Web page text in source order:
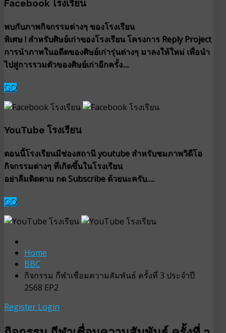
Facebook โรงเรียน
พบกับภาพกิจกรรมต่างๆ ของโรงเรียน
พิเศษ ! สำหรับศิษย์เก่าของโรงเรียน โครงการ Reply Project
การนำภาพในอดีตของศิษย์เก่ารุ่นต่างๆ มาลงให้ใหม่ เพื่อนำ
ไปสู่การรวมตัวของศิษย์เก่าอีกครั้ง....
GO
YouTube โรงเรียน
ตอนนี้โรงเรียนมีช่องสถานี youtube สำหรับชมภาพวิดีโอ
กิจกรรมต่างๆ ที่เกิดขึ้นในโรงเรียน
อย่าลืมติดตาม กด Subscribe ด้วยนะครับ.....
GO
Home
BBC
กิจกรรม กีฬาเชื่อมความสัมพันธ์ ครั้งที่ 3 ประจำปี
2568 EP2
Register Login